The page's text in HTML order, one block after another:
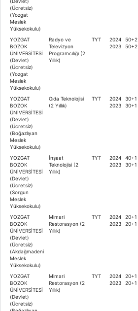
(Ücretsiz)
(Yozgat
Meslek
Yüksekokulu)
YOZGAT
BOZOK
ÜNİVERSİTESİ
(Devlet)
(Ücretsiz)
(Yozgat
Meslek
Yüksekokulu)
Radyo ve
Televizyon
Programcılığı (2
Yıllık)
TYT
2024
2023
50+2
50+2
YOZGAT
BOZOK
ÜNİVERSİTESİ
(Devlet)
(Ücretsiz)
(Boğazlıyan
Meslek
Yüksekokulu)
Gıda Teknolojisi
(2 Yıllık)
TYT
2024
2023
30+1
30+1
YOZGAT
BOZOK
ÜNİVERSİTESİ
(Devlet)
(Ücretsiz)
(Sorgun
Meslek
Yüksekokulu)
İnşaat
Teknolojisi (2
Yıllık)
TYT
2024
2023
40+1
30+1
YOZGAT
BOZOK
ÜNİVERSİTESİ
(Devlet)
(Ücretsiz)
(Akdağmadeni
Meslek
Yüksekokulu)
Mimari
Restorasyon (2
Yıllık)
TYT
2024
2023
20+1
20+1
YOZGAT
BOZOK
ÜNİVERSİTESİ
(Devlet)
(Ücretsiz)
Mimari
Restorasyon (2
Yıllık)
TYT
2024
2023
20+1
20+1